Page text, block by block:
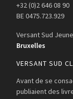
+32 (0)2 646 08 90
BE 0475.723.929
Versant Sud
Bruxelles
VERSANT SUD
Avant de se
publiaient des